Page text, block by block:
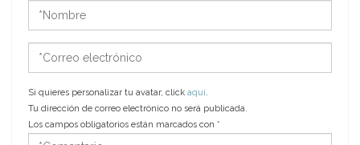
electrónico
Si quieres personalizar tu avatar, click aquí.
Tu dirección de correo electrónico no será publicada.
Los campos obligatorios están marcados con *
*Comentario